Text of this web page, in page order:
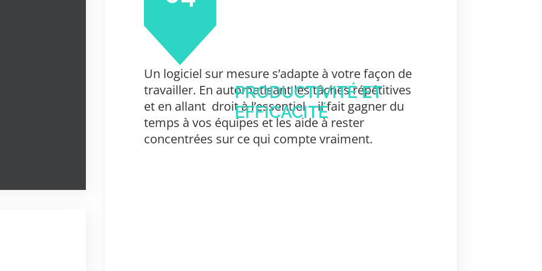
PRODUCTIVITÉ ET
EFFICACITÉ
Un logiciel sur mesure s’adapte à votre façon de
travailler. En automatisant les tâches répétitives
et en allant droit à l’essentiel , il fait gagner du
temps à vos équipes et les aide à rester
concentrées sur ce qui compte vraiment.